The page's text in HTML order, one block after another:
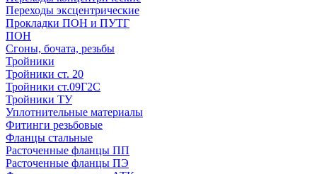
Переходы эксцентрические
Прокладки ПОН и ПУТГ
ПОН
Сгоны, бочата, резьбы
Тройники
Тройники ст. 20
Тройники ст.09Г2С
Тройники ТУ
Уплотнительные материалы
Фитинги резьбовые
Фланцы стальные
Расточенные фланцы ПП
Расточенные фланцы ПЭ